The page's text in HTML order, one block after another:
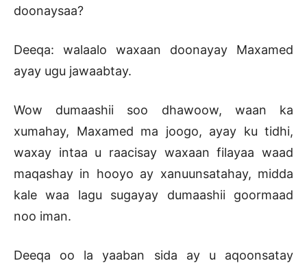
doonaysaa?
Deeqa: walaalo waxaan doonayay Maxamed
ayay ugu jawaabtay.
Wow dumaashii soo dhawoow, waan ka
xumahay, Maxamed ma joogo, ayay ku tidhi,
waxay intaa u raacisay waxaan filayaa waad
maqashay in hooyo ay xanuunsatahay, midda
kale waa lagu sugayay dumaashii goormaad
noo iman.
Deeqa oo la yaaban sida ay u aqoonsatay